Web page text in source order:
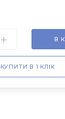
В
КУПИТИ В 1 КЛІК